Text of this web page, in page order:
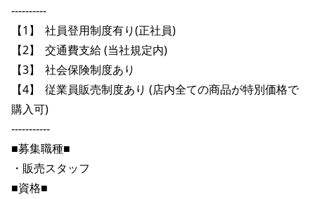
ムラサキスポーツ 公式アプリ
----------
【1】	社員登用制度有り(正社員)
【2】	交通費支給 (当社規定内)
【3】	社会保険制度あり
【4】	従業員販売制度あり (店内全ての商品が特別価格で
購入可)
-----------
■募集職種■
・販売スタッフ
■資格■